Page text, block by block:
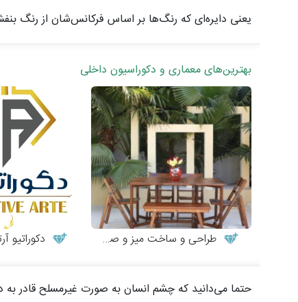
یعنی دایره‌ای که رنگ‌ها بر اساس فرکانس‌شان از رنگ
بهترین‌های معماری و دکوراسیون داخلی
طراحی و ساخت میز و صندلی چوبی دکوراتیو
حتما می‌دانید که چشم انسان به صورت غیرمسلح قادر